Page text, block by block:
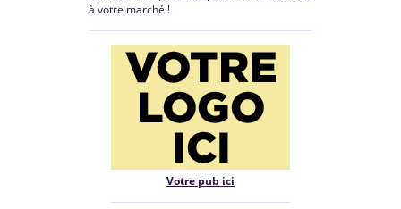
à votre marché !
Votre pub ici